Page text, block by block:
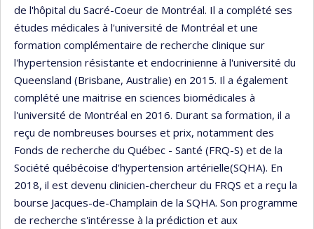
de l'hôpital du Sacré-Coeur de Montréal. Il a complété ses
études médicales à l'université de Montréal et une
formation complémentaire de recherche clinique sur
l'hypertension résistante et endocrinienne à l'université du
Queensland (Brisbane, Australie) en 2015. Il a également
complété une maitrise en sciences biomédicales à
l'université de Montréal en 2016. Durant sa formation, il a
reçu de nombreuses bourses et prix, notamment des
Fonds de recherche du Québec - Santé (FRQ-S) et de la
Société québécoise d'hypertension artérielle(SQHA). En
2018, il est devenu clinicien-chercheur du FRQS et a reçu la
bourse Jacques-de-Champlain de la SQHA. Son programme
de recherche s'intéresse à la prédiction et aux